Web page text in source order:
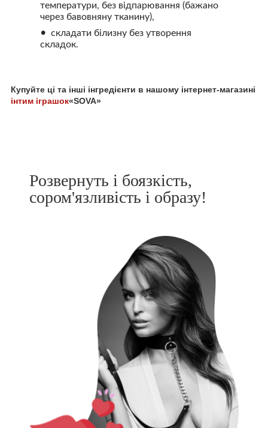
температури, без відпарювання (бажано
через бавовняну тканину),
складати білизну без утворення
складок.
Купуйте ці та інші інгредієнти в нашому інтернет-магазині
інтим іграшок«SOVA»
Розвернуть і боязкість,
сором'язливість і образу!